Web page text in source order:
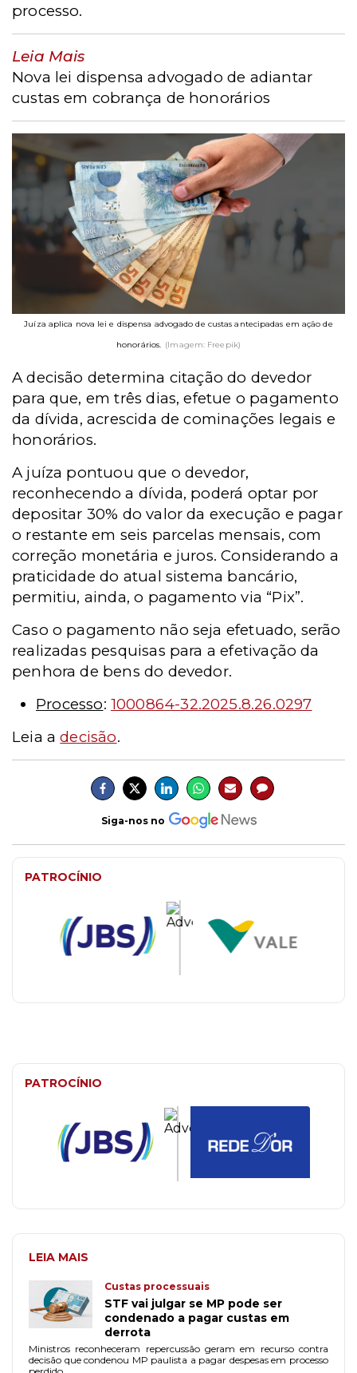
processo.
Leia Mais
Nova lei dispensa advogado de adiantar
custas em cobrança de honorários
Juíza aplica nova lei e dispensa advogado de custas antecipadas em ação de
honorários. (Imagem: Freepik)
A decisão determina citação do devedor
para que, em três dias, efetue o pagamento
da dívida, acrescida de cominações legais e
honorários.
A juíza pontuou que o devedor,
reconhecendo a dívida, poderá optar por
depositar 30% do valor da execução e pagar
o restante em seis parcelas mensais, com
correção monetária e juros. Considerando a
praticidade do atual sistema bancário,
permitiu, ainda, o pagamento via “Pix”.
Caso o pagamento não seja efetuado, serão
realizadas pesquisas para a efetivação da
penhora de bens do devedor.
Processo: 1000864-32.2025.8.26.0297
Leia adecisão.
Siga-nos no
PATROCÍNIO
PATROCÍNIO
LEIA MAIS
Custas processuais
STF vai julgar se MP pode ser
condenado a pagar custas em
derrota
Ministros reconheceram repercussão geram em recurso contra
decisão que condenou MP paulista a pagar despesas em processo